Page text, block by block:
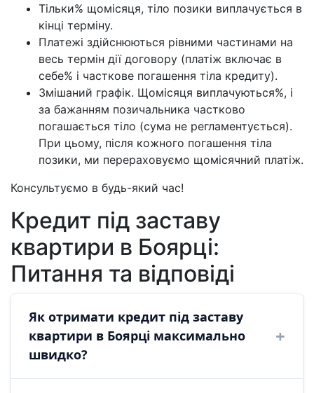
Тільки% щомісяця, тіло позики виплачується в
кінці терміну.
Платежі здійснюються рівними частинами на
весь термін дії договору (платіж включає в
себе% і часткове погашення тіла кредиту).
Змішаний графік. Щомісяця виплачуються%, і
за бажанням позичальника частково
погашається тіло (сума не регламентується).
При цьому, після кожного погашення тіла
позики, ми перераховуємо щомісячний платіж.
Консультуємо в будь-який час!
Кредит під заставу
квартири в Боярці:
Питання та відповіді
Як отримати кредит під заставу
квартири в Боярці максимально
швидко?